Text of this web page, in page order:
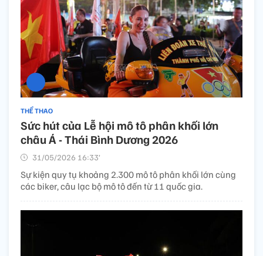
THỂ THAO
Sức hút của Lễ hội mô tô phân khối lớn
châu Á - Thái Bình Dương 2026
31/05/2026 16:33’
Sự kiện quy tụ khoảng 2.300 mô tô phân khối lớn cùng
các biker, câu lạc bộ mô tô đến từ 11 quốc gia.